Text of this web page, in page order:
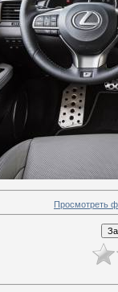
Просмотреть